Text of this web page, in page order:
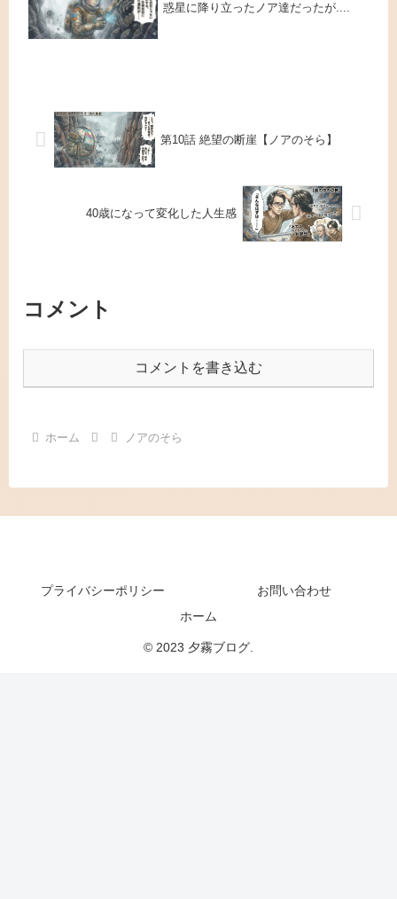
惑星に降り立ったノア達だったが....
第10話 絶望の断崖【ノアのそら】
40歳になって変化した人生感
コメント
コメントを書き込む
ホーム ノアのそら
プライバシーポリシー
お問い合わせ
ホーム
© 2023 夕霧ブログ.